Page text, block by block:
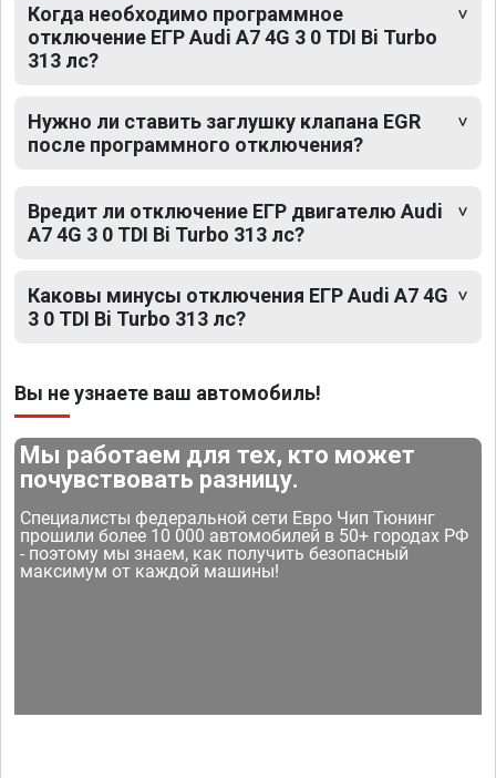
Когда необходимо программное
отключение ЕГР Audi A7 4G 3 0 TDI Bi Turbo
313 лс?
Нужно ли ставить заглушку клапана EGR
после программного отключения?
Вредит ли отключение ЕГР двигателю Audi
A7 4G 3 0 TDI Bi Turbo 313 лс?
Каковы минусы отключения ЕГР Audi A7 4G
3 0 TDI Bi Turbo 313 лс?
Вы не узнаете ваш автомобиль!
Мы работаем для тех, кто может
почувствовать разницу.
Специалисты федеральной сети Евро Чип Тюнинг
прошили более 10 000 автомобилей в 50+ городах РФ
- поэтому мы знаем, как получить безопасный
максимум от каждой машины!